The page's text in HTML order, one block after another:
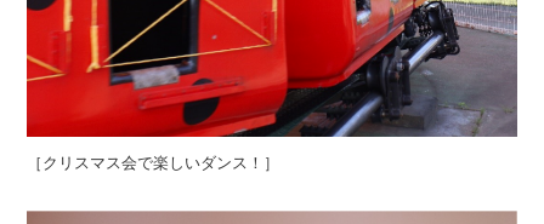
［クリスマス会で楽しいダンス！］